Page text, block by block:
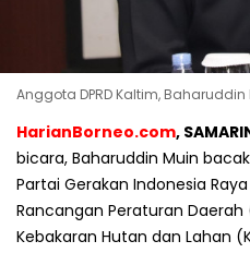
Anggota DPRD Kaltim, Baharuddin
HarianBorneo.com,
bicara, Baharuddin Muin
Partai Gerakan Indonesia
Rancangan Peraturan
Kebakaran Hutan dan Lahan